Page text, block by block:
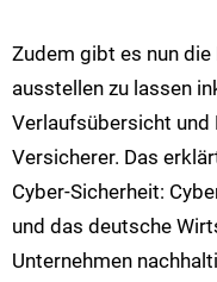
Zudem gibt es nun
ausstellen zu lassen
Verlaufsübersicht und
Versicherer. Das
Cyber-Sicherheit:
und das deutsche
Unternehmen